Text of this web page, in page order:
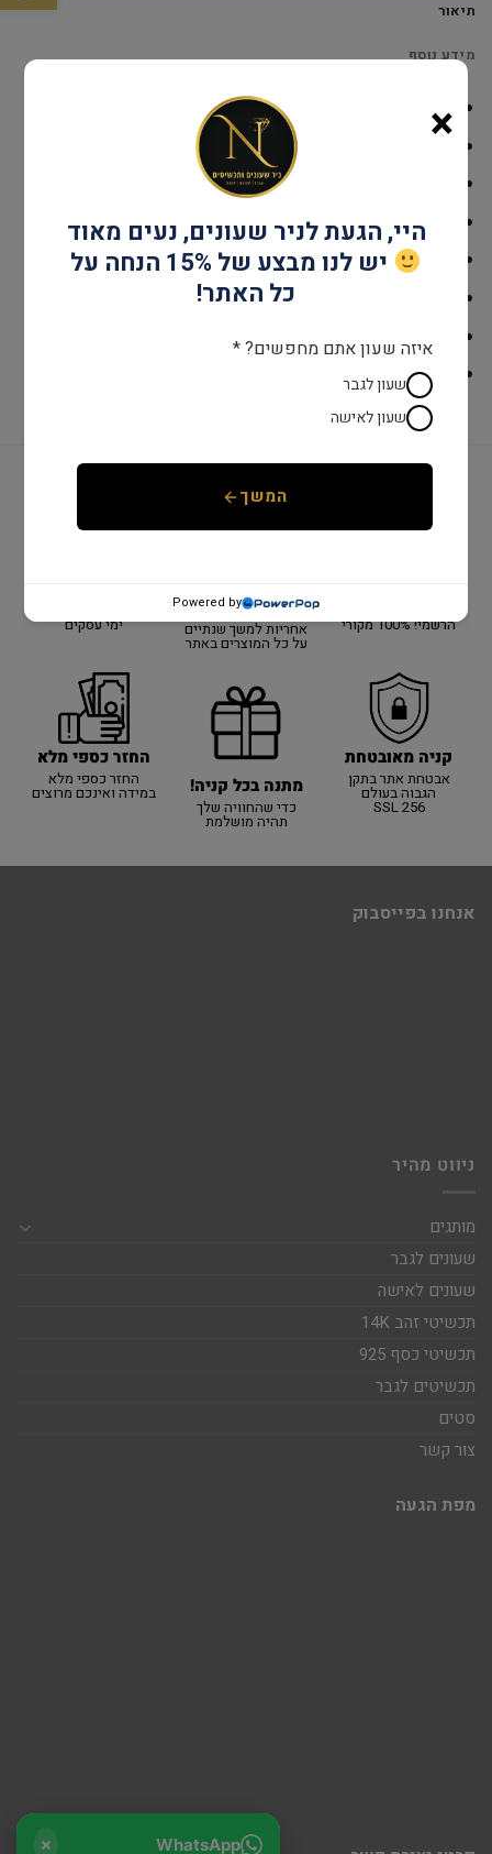
תיאור
מידע נוסף
דגם: Pr1811
אחריות: שנתיים
קוטר: 36 מ"מ
צבע: כסף
הרשמי! 100% מקורי
יבואן רשמי על כל
האתר!
אחריות למשך שנתיים
על כל המוצרים באתר
ימי עסקים
קניה מאובטחת
אבטחת אתר בתקן
הגבוה בעולם
SSL 256
מתנה בכל קניה!
כדי שהחוויה שלך
תהיה מושלמת
החזר כספי מלא
החזר כספי מלא
במידה ואינכם מרוצים
אנחנו בפייסבוק
ניווט מהיר
מותגים
שעונים לגבר
שעונים לאישה
תכשיטי זהב 14K
תכשיטי כסף 925
תכשיטים לגבר
סטים
צור קשר
מפת הגעה
WhatsApp
×
היי, הגעת לניר שעונים, נעים מאוד
יש לנו מבצע של 15% הנחה על
כל האתר!
איזה שעון אתם מחפשים? *
שעון לגבר
שעון לאישה
המשך
Powered by